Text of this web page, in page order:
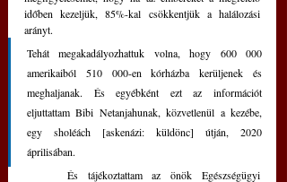
időben kezeljük, 85%-kal csökkentjük a halálozási
arányt.
Tehát megakadályozhattuk volna, hogy 600 000
amerikaiból 510 000-en kórházba kerüljenek és
meghaljanak. És egyébként ezt az információt
eljuttattam Bibi Netanjahunak, közvetlenül a kezébe,
egy sholéách [askenázi: küldönc] útján, 2020
áprilisában.